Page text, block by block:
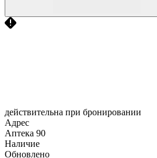
действительна при бронировании
Адрес
Аптека 90
Наличие
Обновлено